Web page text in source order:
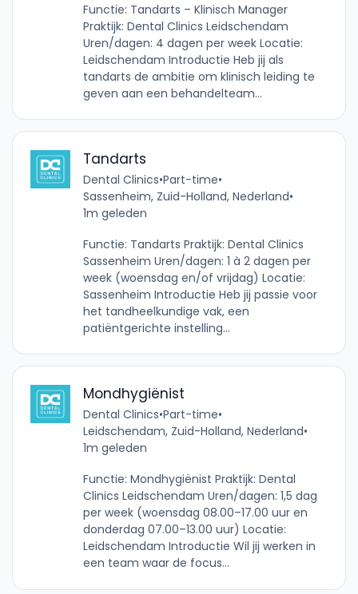
Functie: Tandarts – Klinisch Manager
Praktijk: Dental Clinics Leidschendam
Uren/dagen: 4 dagen per week Locatie:
Leidschendam Introductie Heb jij als
tandarts de ambitie om klinisch leiding te
geven aan een behandelteam...
Tandarts
Dental Clinics•Part-time•
Sassenheim, Zuid-Holland, Nederland•
1m geleden
Functie: Tandarts Praktijk: Dental Clinics
Sassenheim Uren/dagen: 1 à 2 dagen per
week (woensdag en/of vrijdag) Locatie:
Sassenheim Introductie Heb jij passie voor
het tandheelkundige vak, een
patiëntgerichte instelling...
Mondhygiënist
Dental Clinics•Part-time•
Leidschendam, Zuid-Holland, Nederland•
1m geleden
Functie: Mondhygiënist Praktijk: Dental
Clinics Leidschendam Uren/dagen: 1,5 dag
per week (woensdag 08.00–17.00 uur en
donderdag 07.00–13.00 uur) Locatie:
Leidschendam Introductie Wil jij werken in
een team waar de focus...